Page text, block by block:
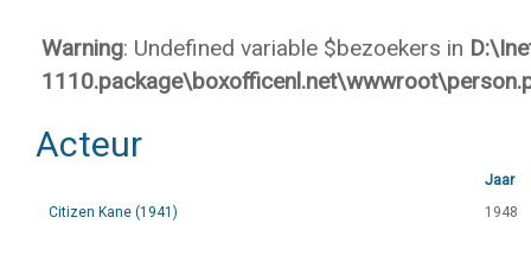
Warning: Undefined variable $bezoekers in
Acteur
Jaar
Citizen Kane (1941)
1948